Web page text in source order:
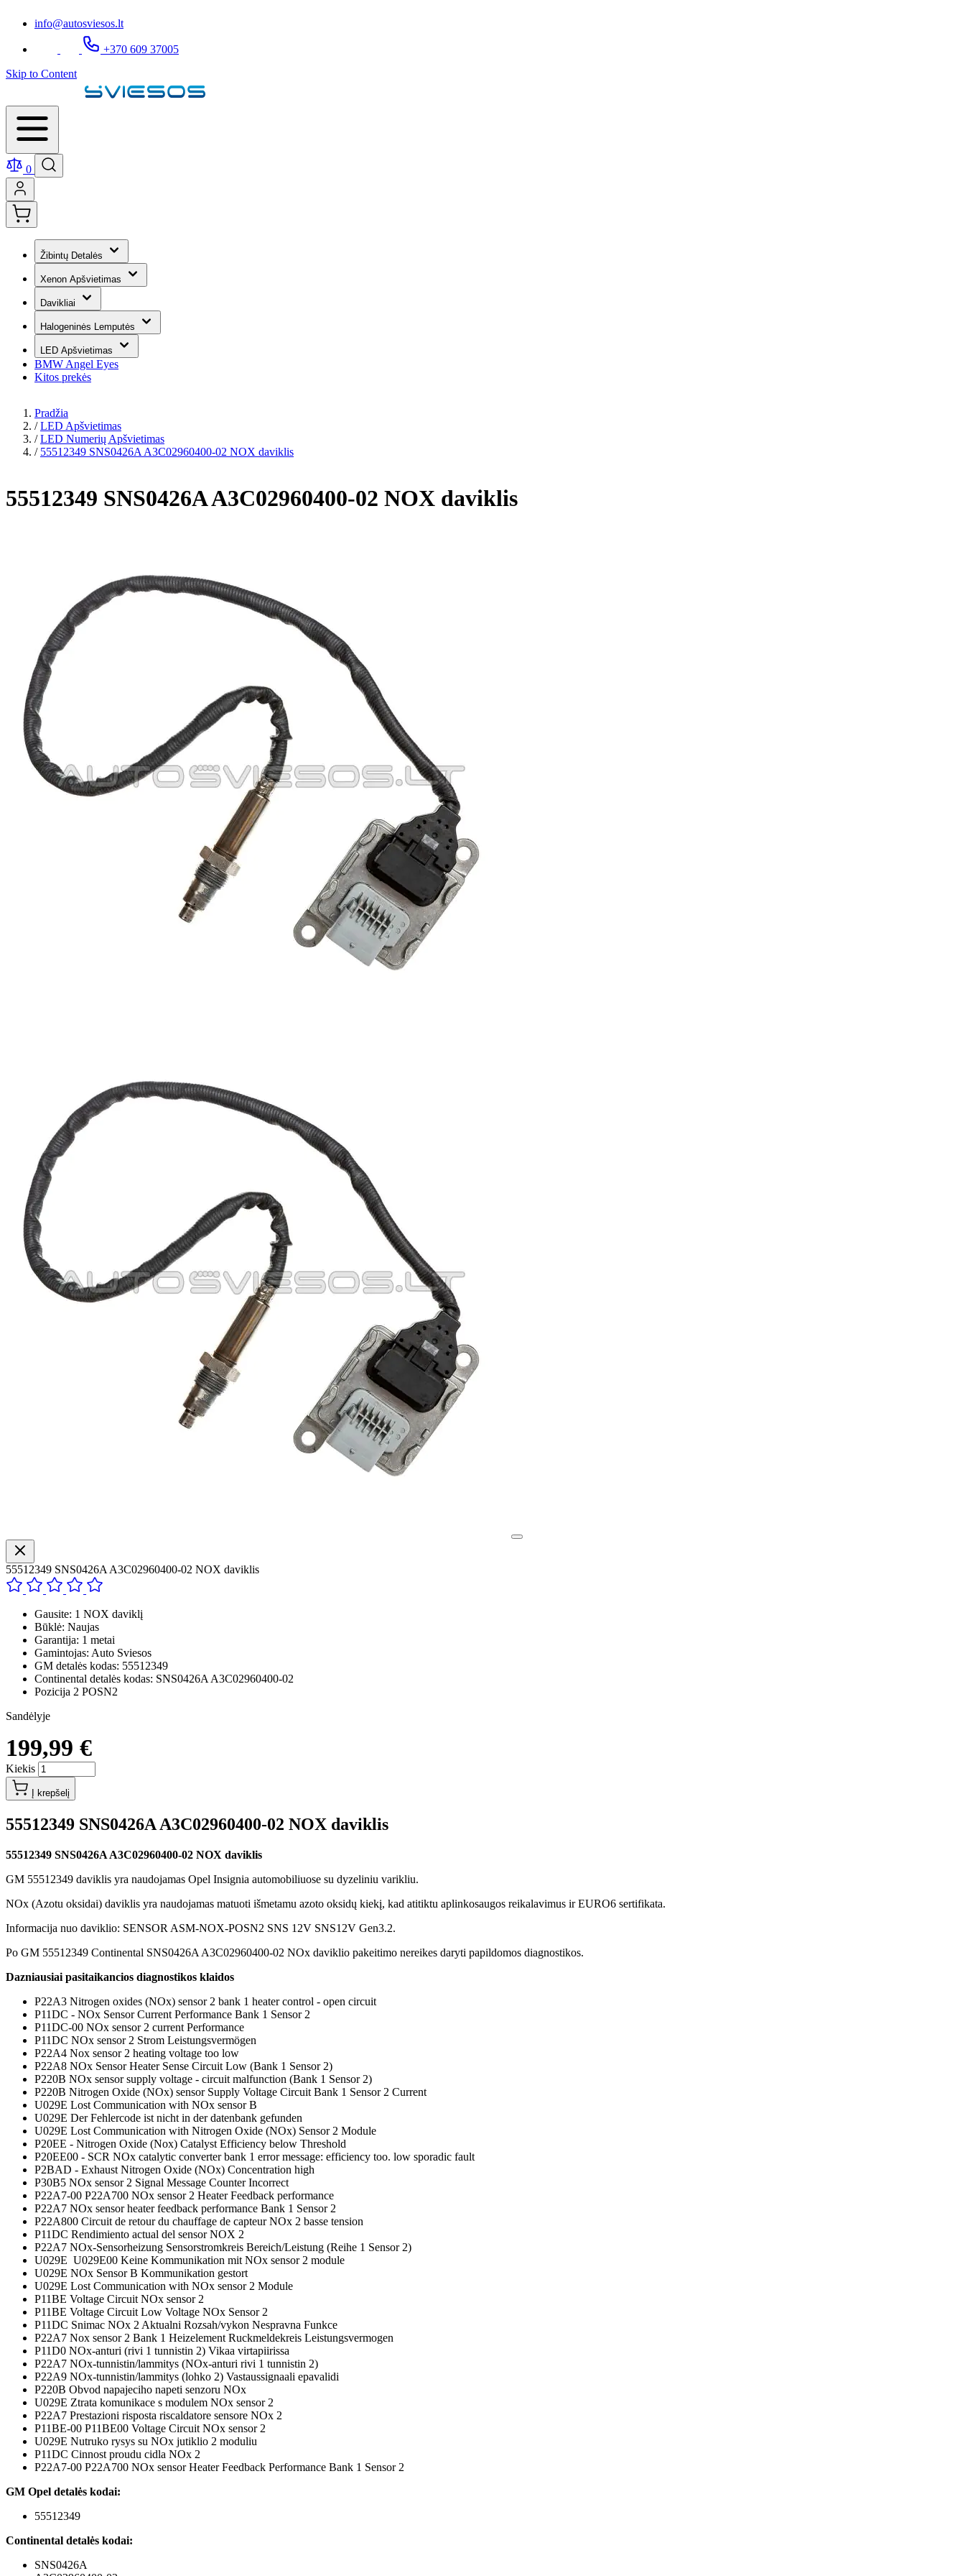
info@autosviesos.lt
+370 609 37005
Skip to Content
0
Žibintų Detalės
Xenon Apšvietimas
Davikliai
Halogeninės Lemputės
LED Apšvietimas
BMW Angel Eyes
Kitos prekės
Pradžia
/ LED Apšvietimas
/ LED Numerių Apšvietimas
/ 55512349 SNS0426A A3C02960400-02 NOX daviklis
55512349 SNS0426A A3C02960400-02 NOX daviklis
55512349 SNS0426A A3C02960400-02 NOX daviklis
Gausite: 1 NOX daviklį
Būklė: Naujas
Garantija: 1 metai
Gamintojas: Auto Sviesos
GM detalės kodas: 55512349
Continental detalės kodas: SNS0426A A3C02960400-02
Pozicija 2 POSN2
Sandėlyje
199,99 €
Kiekis
Į krepšelį
55512349 SNS0426A A3C02960400-02 NOX daviklis
55512349 SNS0426A A3C02960400-02 NOX daviklis
GM 55512349 daviklis yra naudojamas Opel Insignia automobiliuose su dyzeliniu varikliu.
NOx (Azotu oksidai) daviklis yra naudojamas matuoti išmetamu azoto oksidų kiekį, kad atitiktu aplinkosaugos reikalavimus ir EURO6 sertifikata.
Informacija nuo daviklio: SENSOR ASM-NOX-POSN2 SNS 12V SNS12V Gen3.2.
Po GM 55512349 Continental SNS0426A A3C02960400-02 NOx daviklio pakeitimo nereikes daryti papildomos diagnostikos.
Dazniausiai pasitaikancios diagnostikos klaidos
P22A3 Nitrogen oxides (NOx) sensor 2 bank 1 heater control - open circuit
P11DC - NOx Sensor Current Performance Bank 1 Sensor 2
P11DC-00 NOx sensor 2 current Performance
P11DC NOx sensor 2 Strom Leistungsvermögen
P22A4 Nox sensor 2 heating voltage too low
P22A8 NOx Sensor Heater Sense Circuit Low (Bank 1 Sensor 2)
P220B NOx sensor supply voltage - circuit malfunction (Bank 1 Sensor 2)
P220B Nitrogen Oxide (NOx) sensor Supply Voltage Circuit Bank 1 Sensor 2 Current
U029E Lost Communication with NOx sensor B
U029E Der Fehlercode ist nicht in der datenbank gefunden
U029E Lost Communication with Nitrogen Oxide (NOx) Sensor 2 Module
P20EE - Nitrogen Oxide (Nox) Catalyst Efficiency below Threshold
P20EE00 - SCR NOx catalytic converter bank 1 error message: efficiency too. low sporadic fault
P2BAD - Exhaust Nitrogen Oxide (NOx) Concentration high
P30B5 NOx sensor 2 Signal Message Counter Incorrect
P22A7-00 P22A700 NOx sensor 2 Heater Feedback performance
P22A7 NOx sensor heater feedback performance Bank 1 Sensor 2
P22A800 Circuit de retour du chauffage de capteur NOx 2 basse tension
P11DC Rendimiento actual del sensor NOX 2
P22A7 NOx-Sensorheizung Sensorstromkreis Bereich/Leistung (Reihe 1 Sensor 2)
U029E U029E00 Keine Kommunikation mit NOx sensor 2 module
U029E NOx Sensor B Kommunikation gestort
U029E Lost Communication with NOx sensor 2 Module
P11BE Voltage Circuit NOx sensor 2
P11BE Voltage Circuit Low Voltage NOx Sensor 2
P11DC Snimac NOx 2 Aktualni Rozsah/vykon Nespravna Funkce
P22A7 Nox sensor 2 Bank 1 Heizelement Ruckmeldekreis Leistungsvermogen
P11D0 NOx-anturi (rivi 1 tunnistin 2) Vikaa virtapiirissa
P22A7 NOx-tunnistin/lammitys (NOx-anturi rivi 1 tunnistin 2)
P22A9 NOx-tunnistin/lammitys (lohko 2) Vastaussignaali epavalidi
P220B Obvod napajeciho napeti senzoru NOx
U029E Ztrata komunikace s modulem NOx sensor 2
P22A7 Prestazioni risposta riscaldatore sensore NOx 2
P11BE-00 P11BE00 Voltage Circuit NOx sensor 2
U029E Nutruko rysys su NOx jutiklio 2 moduliu
P11DC Cinnost proudu cidla NOx 2
P22A7-00 P22A700 NOx sensor Heater Feedback Performance Bank 1 Sensor 2
GM Opel detalės kodai:
55512349
Continental detalės kodai:
SNS0426A